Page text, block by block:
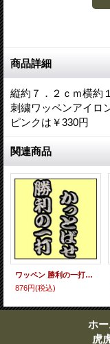
商品詳細
縦約７．２ｃｍ横約
刺繍ワッペンアイロ
ピンクは￥330円
関連商品
ワッペン 勝利の一打かっとばせ
876円(税込)
ホ
虎